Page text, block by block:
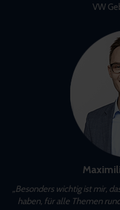
VW
„Besonders wichtig ist mir,
haben, für alle Themen